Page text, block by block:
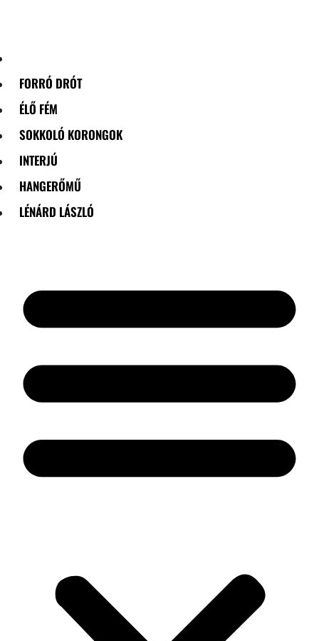
FORRÓ DRÓT
ÉLŐ FÉM
SOKKOLÓ KORONGOK
INTERJÚ
HANGERŐMŰ
LÉNÁRD LÁSZLÓ